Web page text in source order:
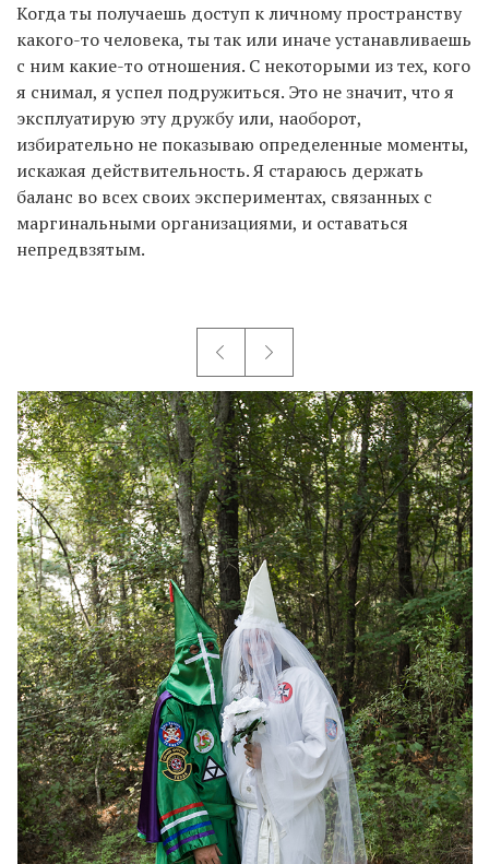
Когда ты получаешь доступ к личному пространству
какого-то человека, ты так или иначе устанавливаешь
с ним какие-то отношения. С некоторыми из тех, кого
я снимал, я успел подружиться. Это не значит, что я
эксплуатирую эту дружбу или, наоборот,
избирательно не показываю определенные моменты,
искажая действительность. Я стараюсь держать
баланс во всех своих экспериментах, связанных с
маргинальными организациями, и оставаться
непредвзятым.